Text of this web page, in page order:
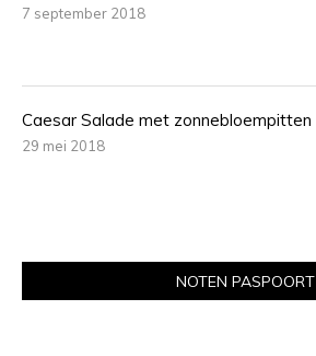
7 september 2018
Caesar Salade met zonnebloempitten
29 mei 2018
NOTEN PASPOORT